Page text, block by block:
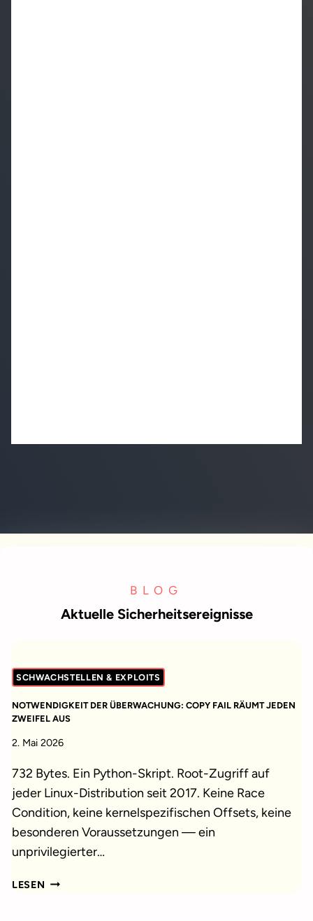
BLOG
Aktuelle Sicherheitsereignisse
SCHWACHSTELLEN & EXPLOITS
NOTWENDIGKEIT DER ÜBERWACHUNG: COPY FAIL RÄUMT JEDEN
ZWEIFEL AUS
2. Mai 2026
732 Bytes. Ein Python-Skript. Root-Zugriff auf
jeder Linux-Distribution seit 2017. Keine Race
Condition, keine kernelspezifischen Offsets, keine
besonderen Voraussetzungen — ein
unprivilegierter…
LESEN NOTWENDIGKEIT